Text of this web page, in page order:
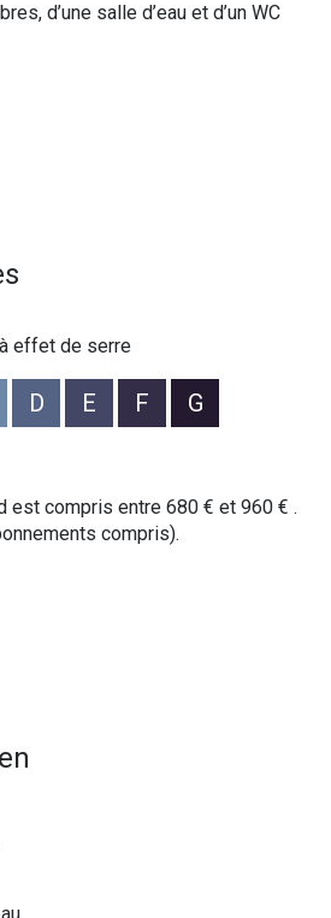
d’une salle d’eau et d’un WC
ainsi que d’une seconde salle
sur le site Géorisques :
effet de serre
D E F G
est compris entre 680 € et 960 € .
compris).